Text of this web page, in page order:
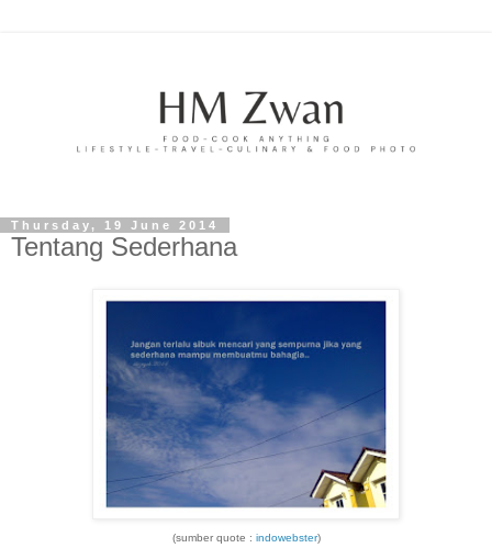
Thursday, 19 June 2014
Tentang Sederhana
(sumber quote : indowebster)